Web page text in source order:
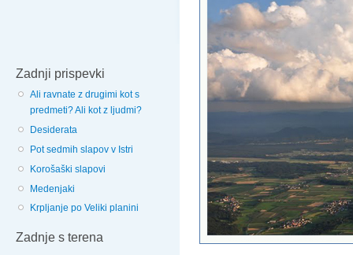
Zadnji prispevki
Ali ravnate z drugimi kot s
predmeti? Ali kot z ljudmi?
Desiderata
Pot sedmih slapov v Istri
Korošaški slapovi
Medenjaki
Krpljanje po Veliki planini
Zadnje s terena